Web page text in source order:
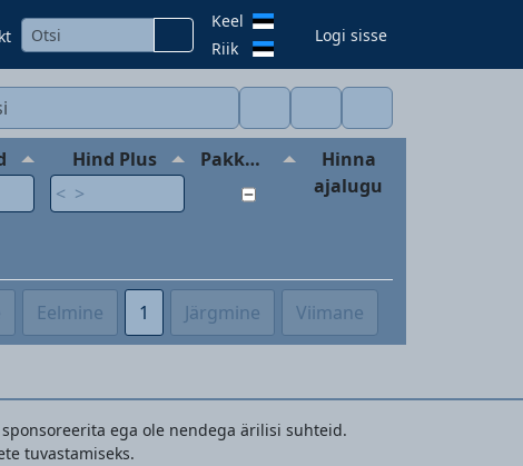
Keel
Riik
Logi sisse
Hind Plus Pakkumine
Hinna
ajalugu
Eelmine 1 Järgmine Viimane
ega ole nendega ärilisi suhteid.
tuvastamiseks.